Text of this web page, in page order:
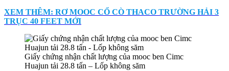
XEM THÊM: RƠ MOOC CỔ CÒ THACO TRƯỜNG HẢI 3
TRỤC 40 FEET MỚI
Giấy chứng nhận chất lượng của mooc ben Cimc
Huajun tải 28.8 tấn – Lốp không săm